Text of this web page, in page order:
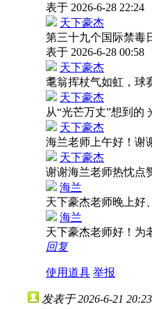
表于 2026-6-28 22:24
天下豪杰
第三十九个国际禁毒
表于 2026-6-28 00:58
天下豪杰
耄翁挥杖气如虹，球
天下豪杰
从“光芒万丈”想到的
天下豪杰
海兰老师上午好！谢
天下豪杰
谢谢海兰老师热忱点
海兰
天下豪杰老师晚上好
海兰
天下豪杰老师好！为
回复
使用道具 举报
发表于 2026-6-21